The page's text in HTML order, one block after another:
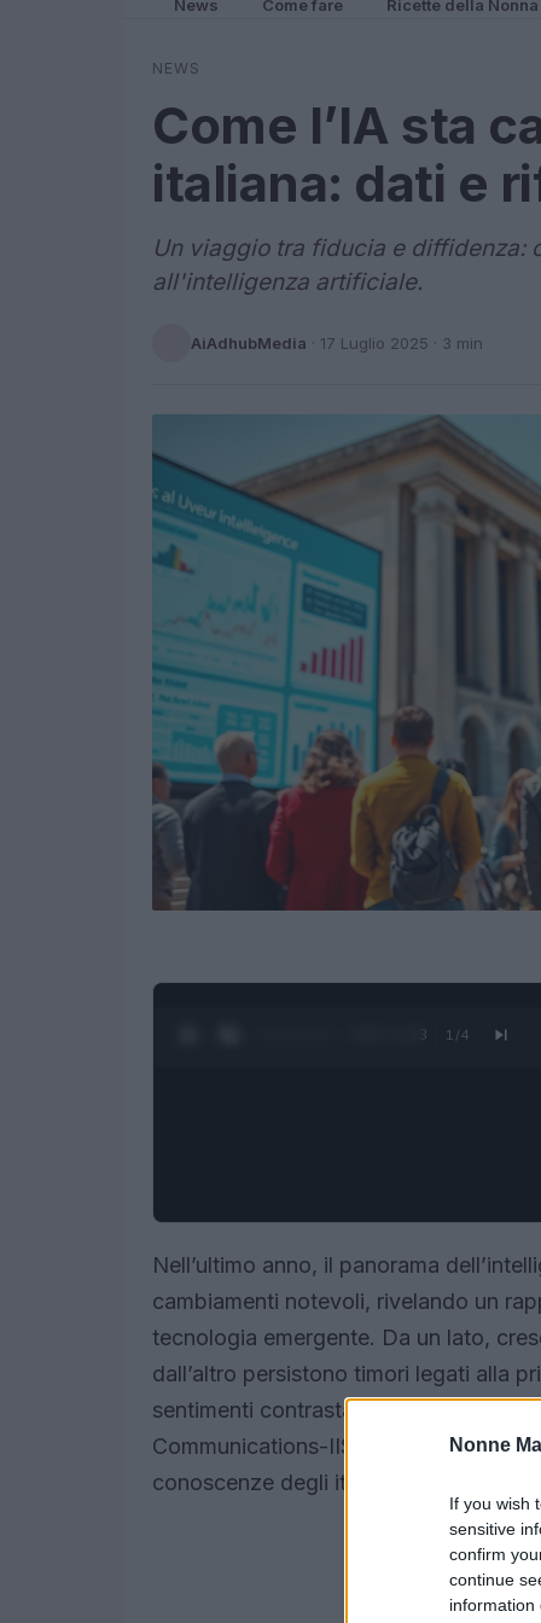
Nonne
If you wish
sensitive
confirm
continue
information
News Come fare Ricette della Nonna
NEWS
Come l’IA sta
italiana: dati e
Un viaggio tra fiducia e diffidenza:
all'intelligenza artificiale.
AiAdhubMedia · 17 Luglio 2025 · 3 min
0:28 / 1:23 1 /4
Nell’ultimo anno, il panorama
cambiamenti notevoli, rivelando un
tecnologia emergente. Da un lato,
dall’altro persistono timori legati alla
sentimenti contrastanti sono emersi
Communications-IISFA, presentato al
conoscenze degli italiani riguardo all’IA.